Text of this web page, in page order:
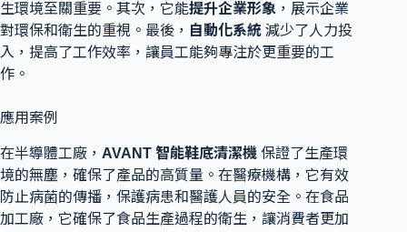
生環境至關重要。其次，它能提升企業形象 ，展示企業
對環保和衛生的重視。最後， 自動化系統 減少了人力投
入，提高了工作效率，讓員工能夠專注於更重要的工
作。
應用案例
在半導體工廠， AVANT 智能鞋底清潔機 保證了生產環
境的無塵，確保了產品的高質量。在醫療機構，它有效
防止病菌的傳播，保護病患和醫護人員的安全。在食品
加工廠，它確保了食品生產過程的衛生，讓消費者更加